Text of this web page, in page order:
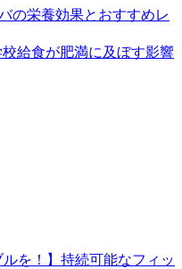
の栄養効果とおすすめレ
給食が肥満に及ぼす影響
を！】持続可能なフィッ